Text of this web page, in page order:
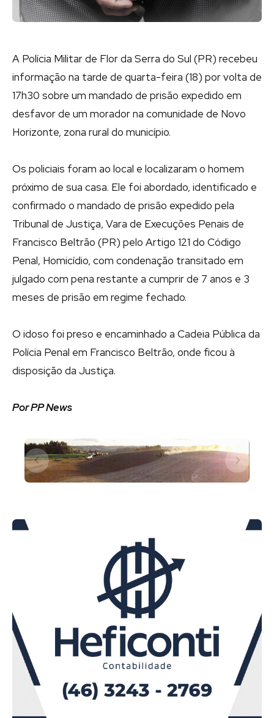
A Polícia Militar de Flor da Serra do Sul (PR) recebeu
informação na tarde de quarta-feira (18) por volta de
17h30 sobre um mandado de prisão expedido em
desfavor de um morador na comunidade de Novo
Horizonte, zona rural do município.
Os policiais foram ao local e localizaram o homem
próximo de sua casa. Ele foi abordado, identificado e
confirmado o mandado de prisão expedido pela
Tribunal de Justiça, Vara de Execuções Penais de
Francisco Beltrão (PR) pelo Artigo 121 do Código
Penal, Homicídio, com condenação transitado em
julgado com pena restante a cumprir de 7 anos e 3
meses de prisão em regime fechado.
O idoso foi preso e encaminhado a Cadeia Pública da
Polícia Penal em Francisco Beltrão, onde ficou à
disposição da Justiça.
Por PP News